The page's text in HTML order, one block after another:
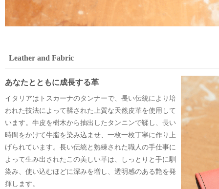
Leather and Fabric
あなたとともに成長する革
イタリアはトスカーナのタンナーで、長い伝統により培
われた技法によって鞣された上質な天然皮革を使用して
います。牛皮を樹木から抽出したタンニンで鞣し、長い
時間をかけて牛脂を染み込ませ、一枚一枚丁寧に作り上
げられています。長い伝統と熟練された職人の手仕事に
よって生み出されたこの美しい革は、しっとりと手に馴
染み、使い込むほどに深みを増し、透明感のある艶を発
揮します。